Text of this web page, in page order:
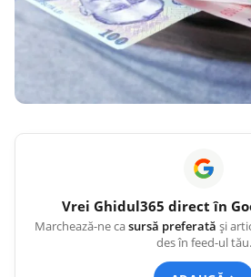
Vrei Ghidul365 direct în
Marchează-ne casursă preferată și
des în feed-ul tău.